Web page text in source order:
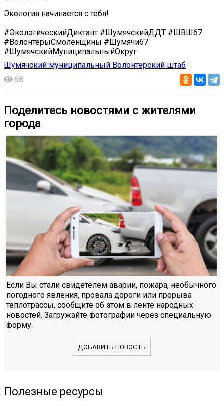
Экология начинается с тебя!
#ЭкологическийДиктант #ШумячскийДДТ #ШВШ67
#ВолонтёрыСмоленщины #Шумячи67
#ШумячскийМуниципальныйОкруг
Шумячский муниципальный Волонтерский штаб
68
Поделитесь новостями с жителями
города
Если Вы стали свидетелем аварии, пожара, необычного
погодного явления, провала дороги или прорыва
теплотрассы, сообщите об этом в ленте народных
новостей. Загружайте фотографии через специальную
форму.
ДОБАВИТЬ НОВОСТЬ
Полезные ресурсы